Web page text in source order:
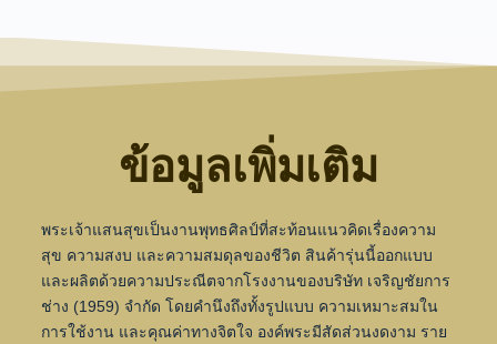
ข้อมูลเพิ่มเติม
พระเจ้าแสนสุขเป็นงานพุทธศิลป์ที่สะท้อนแนวคิดเรื่องความ
สุข ความสงบ และความสมดุลของชีวิต สินค้ารุ่นนี้ออกแบบ
และผลิตด้วยความประณีตจากโรงงานของบริษัท เจริญชัยการ
ช่าง (1959) จำกัด โดยคำนึงถึงทั้งรูปแบบ ความเหมาะสมใน
การใช้งาน และคุณค่าทางจิตใจ องค์พระมีสัดส่วนงดงาม ราย